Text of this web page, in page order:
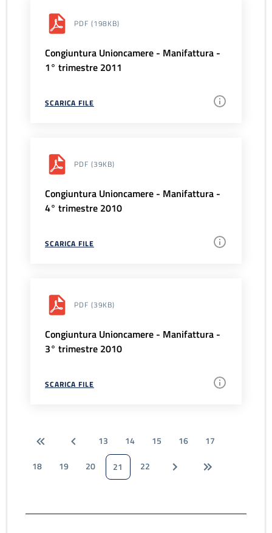
PDF (198KB)
Congiuntura Unioncamere - Manifattura -
1° trimestre 2011
SCARICA FILE
PDF (39KB)
Congiuntura Unioncamere - Manifattura -
4° trimestre 2010
SCARICA FILE
PDF (39KB)
Congiuntura Unioncamere - Manifattura -
3° trimestre 2010
SCARICA FILE
13 14 15 16
17
18
19 20 21 22